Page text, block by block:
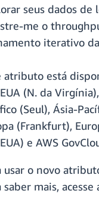
seus dados de
me o
iterativo
atributo está
(N. da
(Seul), Ásia-
(Frankfurt),
e AWS
usar o novo
saber mais, acesse